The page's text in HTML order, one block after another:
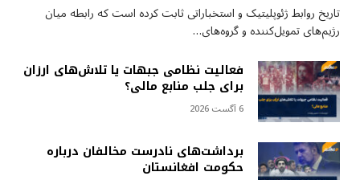
تاریخ روابط ژئوپلیتیک و استخباراتی ثابت کرده است که رابطه میان
رژیم‌های تمویل‌کننده و گروه‌های…
فعالیت نظامی جبهات یا تلاش‌های ارزان
برای جلب منابع مالی؟
6 آگست 2026
برداشت‌های نادرست مخالفان درباره
حکومت افغانستان